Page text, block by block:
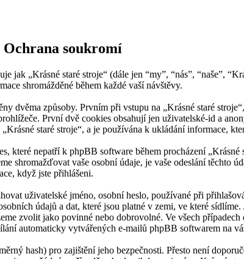
soukromí
jak „Krásné staré stroje“ (dále jen “my”, “nás”, “naše”,
shromážděné během každé vaší návštěvy.
dvěma způsoby. Prvním při vstupu na „Krásné staré
První dvě cookies obsahují jen uživatelské-id a
staré stroje“, a je používána k ukládání informace,
které nepatří k phpBB software během procházení
shromažďovat vaše osobní údaje, je vaše odeslání těchto
když jste přihlášeni.
uživatelské jméno, osobní heslo, používané při
údajů a dat, které jsou platné v zemi, ve které
zvolit jako povinné nebo dobrovolné. Ve všech
automaticky vytvářených e-mailů phpBB softwarem na
hash) pro zajištění jeho bezpečnosti. Přesto není